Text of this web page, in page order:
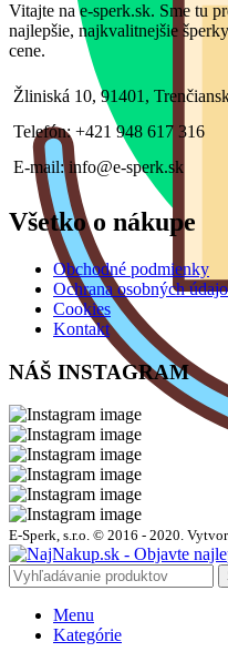
Vitajte na e-sperk.sk. Sme tu
najlepšie, najkvalitnejšie
cene.
Žliniská 10, 91401,
Telefón: +421 948 617 316
E-mail: info@e-sperk.sk
Všetko o nákupe
Obchodné podmienky
Ochrana osobných
Cookies
Kontakt
NÁŠ INSTAGRAM
E-Sperk, s.r.o. © 2016 - 2020.
Menu
Kategórie